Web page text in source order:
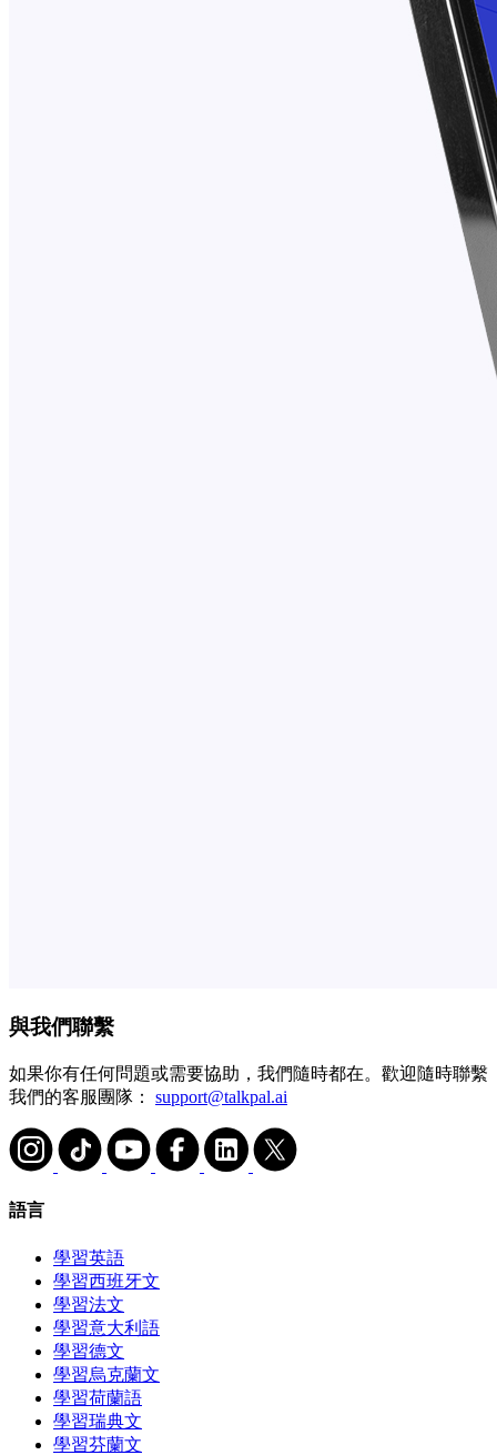
與我們聯繫
如果你有任何問題或需要協助，我們隨時都在。歡迎隨時聯繫
我們的客服團隊： support@talkpal.ai
語言
學習英語
學習西班牙文
學習法文
學習意大利語
學習德文
學習烏克蘭文
學習荷蘭語
學習瑞典文
學習芬蘭文